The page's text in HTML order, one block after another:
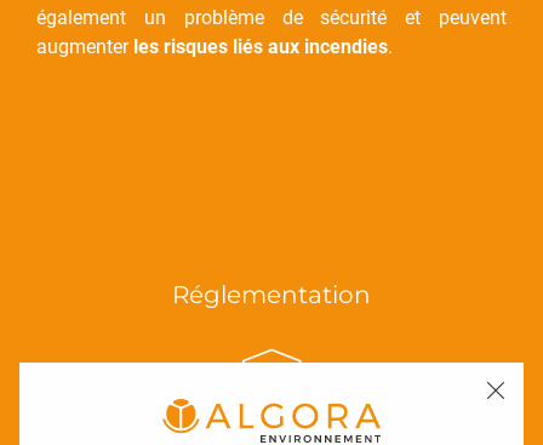
également un problème de sécurité et peuvent
augmenter les risques liés aux incendies.
Réglementation